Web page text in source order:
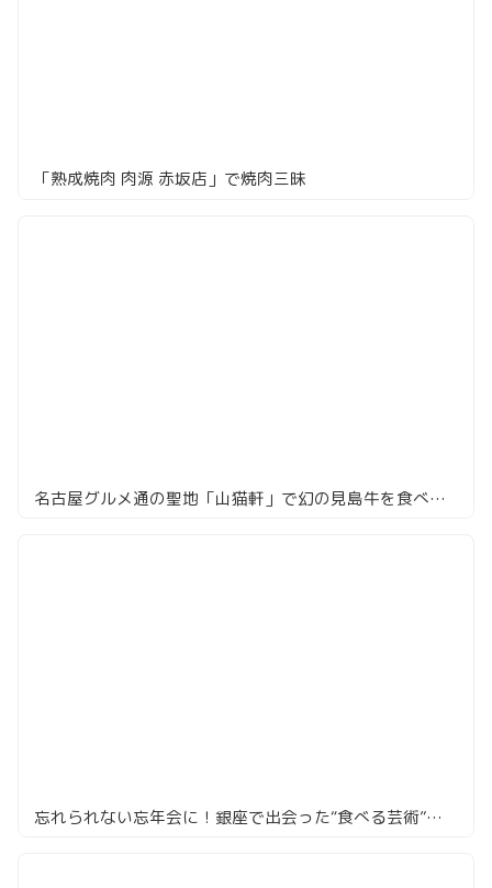
「熟成焼肉 肉源 赤坂店」で焼肉三昧
名古屋グルメ通の聖地「山猫軒」で幻の見島牛を食べてきた
忘れられない忘年会に！銀座で出会った“食べる芸術”「Renge」